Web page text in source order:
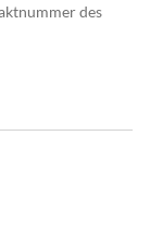
des